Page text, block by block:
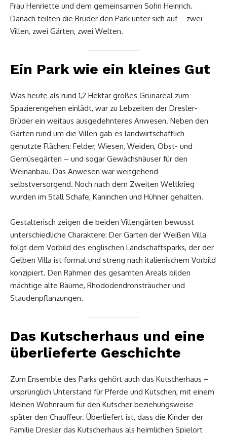
Frau Henriette und dem gemeinsamen Sohn Heinrich.
Danach teilten die Brüder den Park unter sich auf – zwei
Villen, zwei Gärten, zwei Welten.
Ein Park wie ein kleines Gut
Was heute als rund 1,2 Hektar großes Grünareal zum
Spazierengehen einlädt, war zu Lebzeiten der Dresler-
Brüder ein weitaus ausgedehnteres Anwesen. Neben den
Gärten rund um die Villen gab es landwirtschaftlich
genutzte Flächen: Felder, Wiesen, Weiden, Obst- und
Gemüsegärten – und sogar Gewächshäuser für den
Weinanbau. Das Anwesen war weitgehend
selbstversorgend. Noch nach dem Zweiten Weltkrieg
wurden im Stall Schafe, Kaninchen und Hühner gehalten.
Gestalterisch zeigen die beiden Villengärten bewusst
unterschiedliche Charaktere: Der Garten der Weißen Villa
folgt dem Vorbild des englischen Landschaftsparks, der der
Gelben Villa ist formal und streng nach italienischem Vorbild
konzipiert. Den Rahmen des gesamten Areals bilden
mächtige alte Bäume, Rhododendronsträucher und
Staudenpflanzungen.
Das Kutscherhaus und eine
überlieferte Geschichte
Zum Ensemble des Parks gehört auch das Kutscherhaus –
ursprünglich Unterstand für Pferde und Kutschen, mit einem
kleinen Wohnraum für den Kutscher beziehungsweise
später den Chauffeur. Überliefert ist, dass die Kinder der
Familie Dresler das Kutscherhaus als heimlichen Spielort